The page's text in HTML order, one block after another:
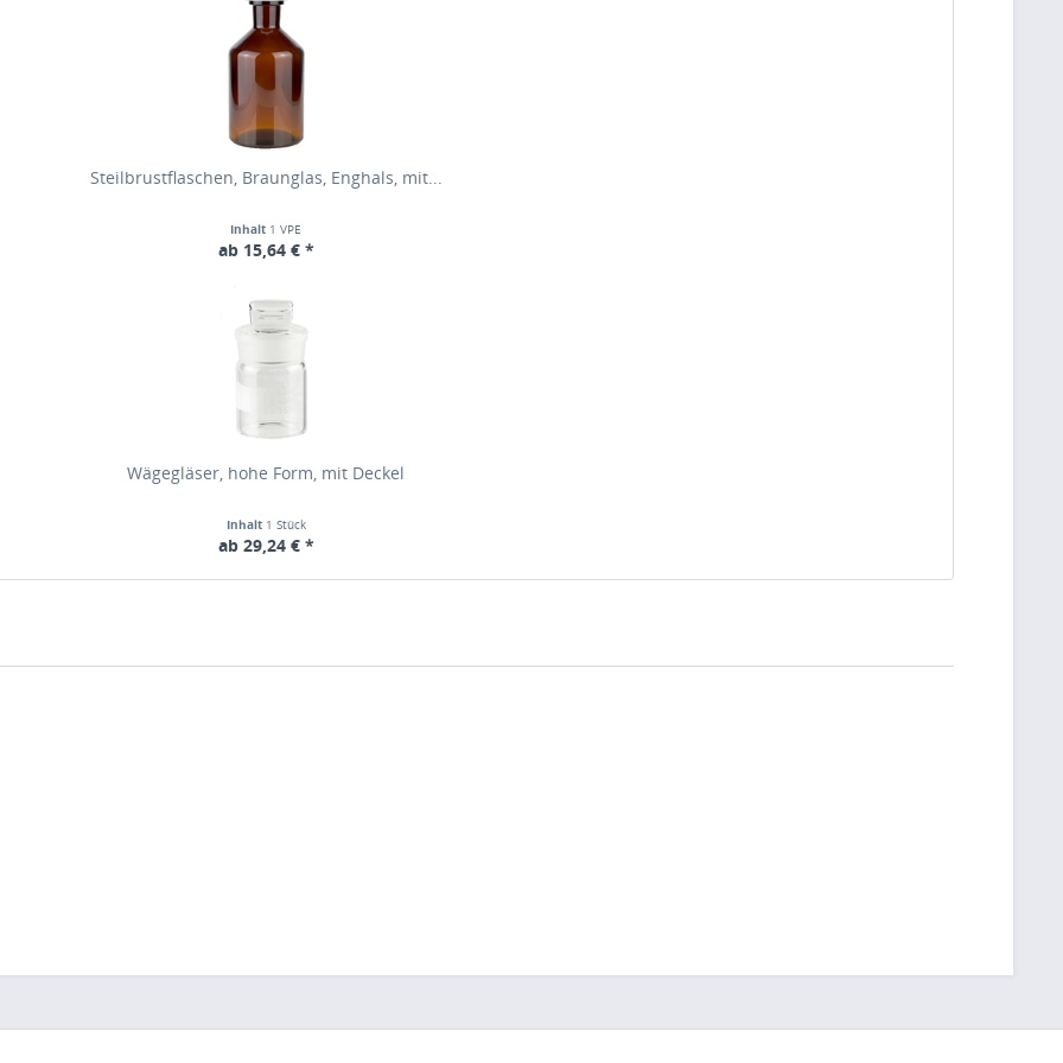
Steilbrustflaschen, Braunglas, Enghals, mit...
Inhalt 1 VPE
ab 15,64 € *
Wägegläser, hohe Form, mit Deckel
Inhalt 1 Stück
ab 29,24 € *